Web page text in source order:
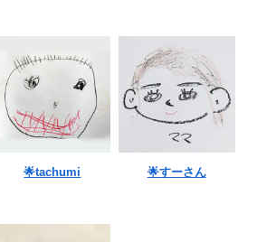
🌟tachumi 🌟すーさん